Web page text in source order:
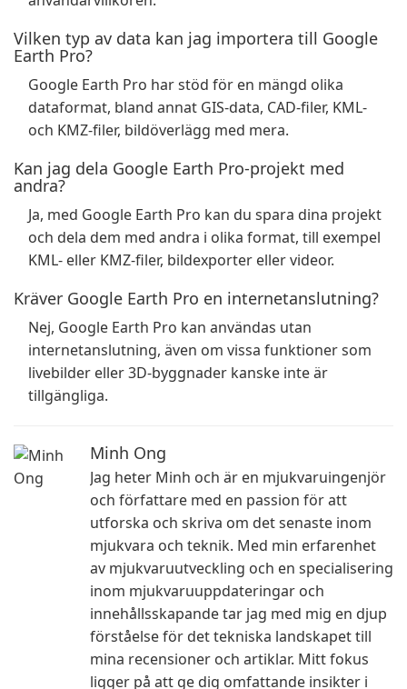
Vilken typ av data kan jag importera till Google
Earth Pro?
Google Earth Pro har stöd för en mängd olika
dataformat, bland annat GIS-data, CAD-filer, KML-
och KMZ-filer, bildöverlägg med mera.
Kan jag dela Google Earth Pro-projekt med
andra?
Ja, med Google Earth Pro kan du spara dina projekt
och dela dem med andra i olika format, till exempel
KML- eller KMZ-filer, bildexporter eller videor.
Kräver Google Earth Pro en internetanslutning?
Nej, Google Earth Pro kan användas utan
internetanslutning, även om vissa funktioner som
livebilder eller 3D-byggnader kanske inte är
tillgängliga.
Minh Ong
Jag heter Minh och är en mjukvaruingenjör
och författare med en passion för att
utforska och skriva om det senaste inom
mjukvara och teknik. Med min erfarenhet
av mjukvaruutveckling och en specialisering
inom mjukvaruuppdateringar och
innehållsskapande tar jag med mig en djup
förståelse för det tekniska landskapet till
mina recensioner och artiklar. Mitt fokus
ligger på att ge dig omfattande insikter i